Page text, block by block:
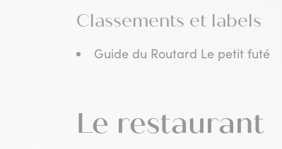
Classements et labels
Guide du Routard Le petit futé
Le restaurant